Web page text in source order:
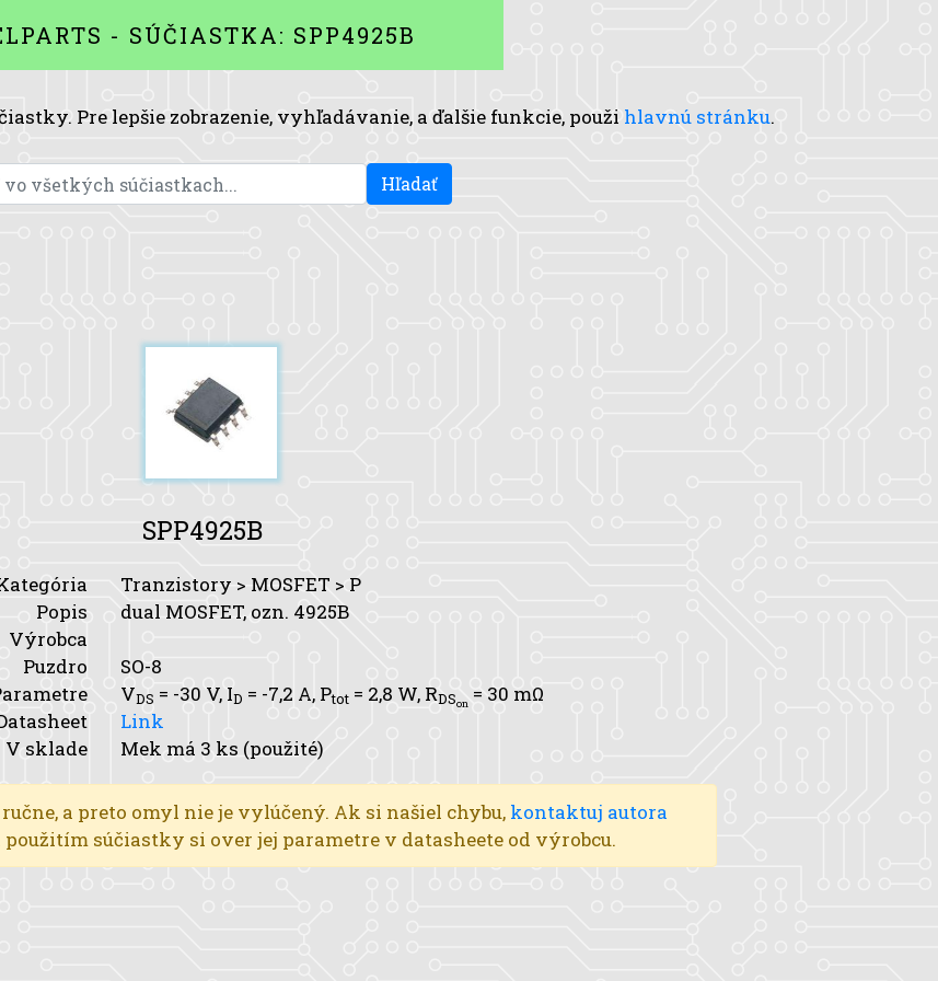
- SÚČIASTKA: SPP4925B
Pre lepšie zobrazenie, vyhľadávanie, a ďalšie funkcie, použi hlavnú stránku.
Hľadať
SPP4925B
Tranzistory > MOSFET > P
Popis
dual MOSFET, ozn. 4925B
Výrobca
Puzdro
SO-8
VDS = -30 V, ID = -7,2 A, Ptot = 2,8 W, RDSon = 30 mΩ
Link
V sklade
Mek má 3 ks (použité)
a preto omyl nie je vylúčený. Ak si našiel chybu, kontaktuj autora
použitím súčiastky si over jej parametre v datasheete od výrobcu.